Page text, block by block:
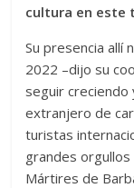
cultura en este
Su presencia allí
2022 –dijo su
seguir creciendo
extranjero de
turistas
grandes
Mártires de